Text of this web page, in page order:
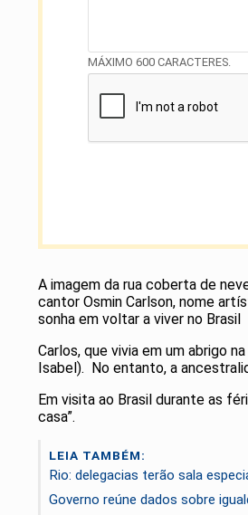
MÁXIMO 600 CARACTERES.
A imagem da rua coberta de
cantor Osmin Carlson, nome
sonha em voltar a viver no Brasil
Carlos, que vivia em um abrigo
Isabel). No entanto, a
Em visita ao Brasil durante as
casa”.
LEIA TAMBÉM:
Rio: delegacias terão sala
Governo reúne dados sobre